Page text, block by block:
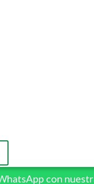
con
con